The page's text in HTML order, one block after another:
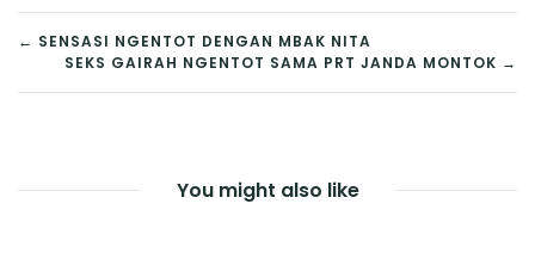
POST
NAVIGATION
← SENSASI NGENTOT DENGAN MBAK NITA
SEKS GAIRAH NGENTOT SAMA PRT JANDA MONTOK →
You might also like